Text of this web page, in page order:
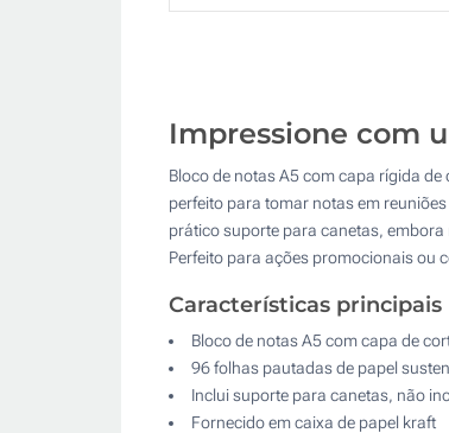
Impressione com
Bloco de notas A5 com capa rígida
perfeito para tomar notas em
prático suporte para canetas,
Perfeito para ações promocionais ou
Características principais
Bloco de notas A5 com capa de
96 folhas pautadas de papel
Inclui suporte para canetas, não
Fornecido em caixa de papel kraft